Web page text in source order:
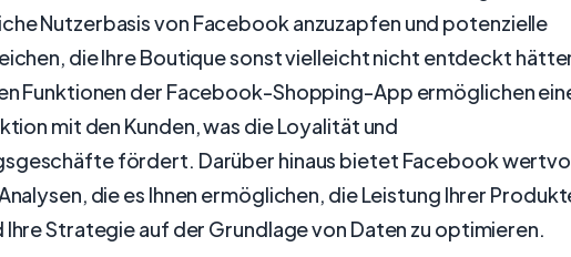
Nutzerbasis von Facebook anzuzapfen und potenzielle
die Ihre Boutique sonst vielleicht nicht entdeckt
Funktionen der Facebook-Shopping-App ermöglichen
mit den Kunden, was die Loyalität und
fördert. Darüber hinaus bietet Facebook
die es Ihnen ermöglichen, die Leistung Ihrer
Strategie auf der Grundlage von Daten zu optimieren.